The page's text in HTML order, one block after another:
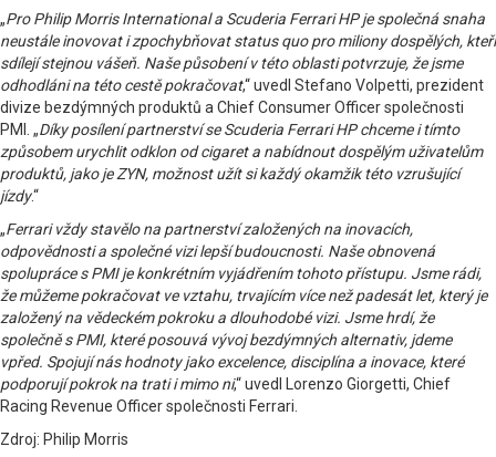
„Pro Philip Morris International a Scuderia Ferrari HP je společná snaha
neustále inovovat i zpochybňovat status quo pro miliony dospělých, kteří
sdílejí stejnou vášeň. Naše působení v této oblasti potvrzuje, že jsme
odhodláni na této cestě pokračovat,“ uvedl Stefano Volpetti, prezident
divize bezdýmných produktů a Chief Consumer Officer společnosti
PMI. „Díky posílení partnerství se Scuderia Ferrari HP chceme i tímto
způsobem urychlit odklon od cigaret a nabídnout dospělým uživatelům
produktů, jako je ZYN, možnost užít si každý okamžik této vzrušující
jízdy.“
„Ferrari vždy stavělo na partnerství založených na inovacích,
odpovědnosti a společné vizi lepší budoucnosti. Naše obnovená
spolupráce s PMI je konkrétním vyjádřením tohoto přístupu. Jsme rádi,
že můžeme pokračovat ve vztahu, trvajícím více než padesát let, který je
založený na vědeckém pokroku a dlouhodobé vizi. Jsme hrdí, že
společně s PMI, které posouvá vývoj bezdýmných alternativ, jdeme
vpřed. Spojují nás hodnoty jako excelence, disciplína a inovace, které
podporují pokrok na trati i mimo ni,“ uvedl Lorenzo Giorgetti, Chief
Racing Revenue Officer společnosti Ferrari.
Zdroj: Philip Morris